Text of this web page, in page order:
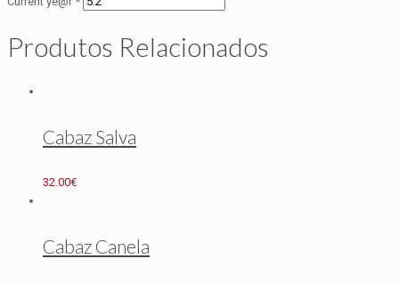
Produtos Relacionados
Cabaz Salva
32.00€
Cabaz Canela